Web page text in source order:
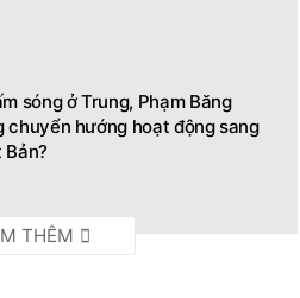
sóng ở Trung, Phạm Băng
chuyển hướng hoạt động sang
Bản?